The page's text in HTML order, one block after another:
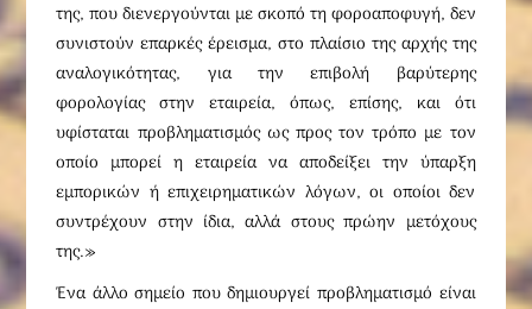
της, που διενεργούνται με σκοπό τη φοροαποφυγή, δεν
συνιστούν επαρκές έρεισμα, στο πλαίσιο της αρχής της
αναλογικότητας, για την επιβολή βαρύτερης
φορολογίας στην εταιρεία, όπως, επίσης, και ότι
υφίσταται προβληματισμός ως προς τον τρόπο με τον
οποίο μπορεί η εταιρεία να αποδείξει την ύπαρξη
εμπορικών ή επιχειρηματικών λόγων, οι οποίοι δεν
συντρέχουν στην ίδια, αλλά στους πρώην μετόχους
της.»
Ένα άλλο σημείο που δημιουργεί προβληματισμό είναι